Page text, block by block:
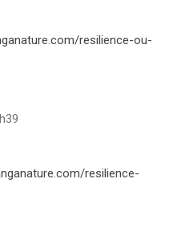
resilience-ou-
resilience-